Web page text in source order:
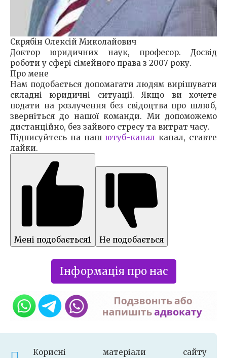
Скрябін Олексій Миколайович
Доктор юридичних наук, професор. Досвід
роботи у сфері сімейного права з 2007 року.
Про мене
Нам подобається допомагати людям вирішувати
складні юридичні ситуації. Якщо ви хочете
подати на розлучення без свідоцтва про шлюб,
зверніться до нашої команди. Ми допоможемо
дистанційно, без зайвого стресу та витрат часу.
Підписуйтесь на наш ютуб-канал канал, ставте
лайки.
Мені подобається1 Не подобається
Інформація про нас
Корисні матеріали сайту